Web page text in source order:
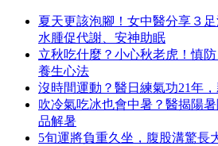
夏天更該泡腳！女中醫分享３
水腫促代謝、安神助眠
立秋吃什麼？小心秋老虎！慎
養生心法
沒時間運動？醫日練氣功21年
吹冷氣吃冰也會中暑？醫揭陽
品解暑
5旬運將負重久坐，腹股溝驚長